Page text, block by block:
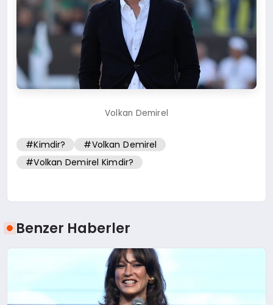
Volkan Demirel
#Kimdir?
#Volkan Demirel
#Volkan Demirel Kimdir?
Benzer Haberler